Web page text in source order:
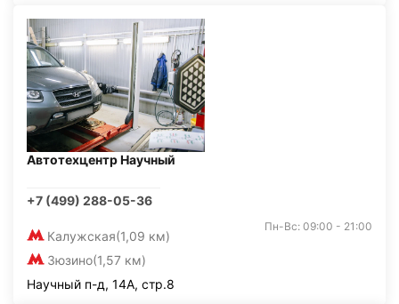
Автотехцентр Научный
+7 (499) 288-05-36
Калужская(1,09 км)
Зюзино(1,57 км)
Пн-Вс: 09:00 - 21:00
Научный п-д, 14А, стр.8